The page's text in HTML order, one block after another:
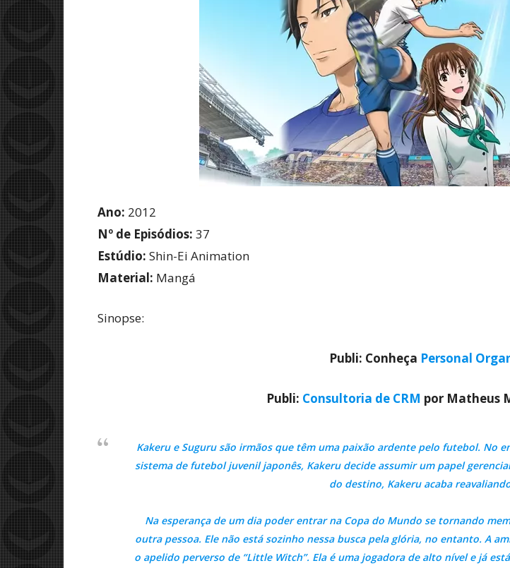
Ano: 2012
Nº de Episódios: 37
Estúdio: Shin-Ei Animation
Material: Mangá
Sinopse:
Publi: Conheça Personal
Publi: Consultoria de CRM por Matheus
Kakeru e Suguru são irmãos que têm uma paixão ardente pelo futebol. No
sistema de futebol juvenil japonês, Kakeru decide assumir um papel
do destino, Kakeru acaba
Na esperança de um dia poder entrar na Copa do Mundo se tornando
outra pessoa. Ele não está sozinho nessa busca pela glória, no entanto. A
o apelido perverso de “Little Witch”. Ela é uma jogadora de alto nível e já